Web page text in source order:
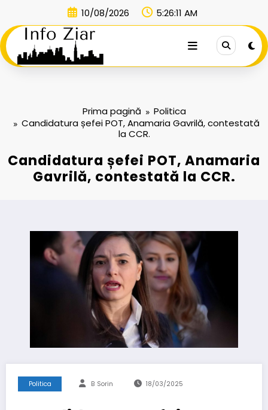
conținut
10/08/2026 5:26:12 AM
Prima pagină
Politica
Candidatura șefei POT, Anamaria Gavrilă, contestată
la CCR.
Candidatura șefei POT, Anamaria
Gavrilă, contestată la CCR.
Politica B Sorin 18/03/2025